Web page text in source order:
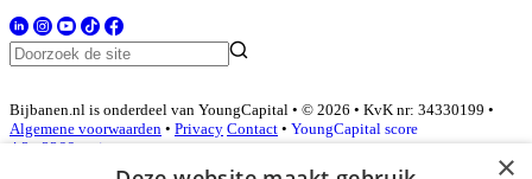
Bijbanen.nl is onderdeel van YoungCapital • © 2026 • KvK nr: 34330199 •
Algemene voorwaarden • Privacy Contact • YoungCapital score
4.3 - 3366 reviews
×